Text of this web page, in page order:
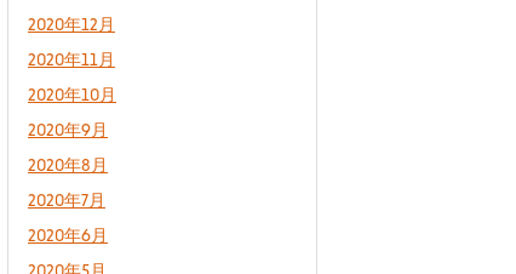
2020年12月
2020年11月
2020年10月
2020年9月
2020年8月
2020年7月
2020年6月